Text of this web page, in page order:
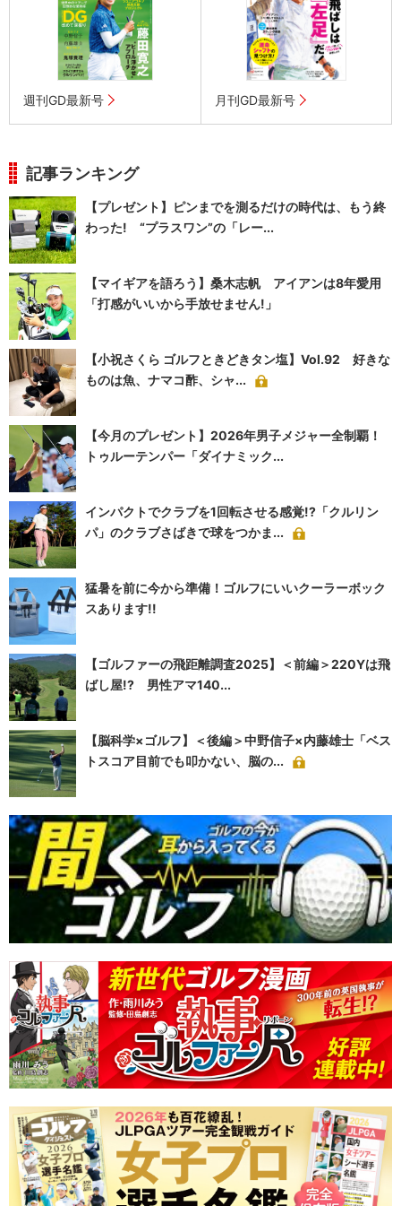
週刊GD最新号 月刊GD最新号
記事ランキング
【プレゼント】ピンまでを測るだけの時代は、もう終
わった! “プラスワン”の「レー...
【マイギアを語ろう】桑木志帆 アイアンは8年愛用
「打感がいいから手放せません!」
【小祝さくら ゴルフときどきタン塩】Vol.92 好きな
ものは魚、ナマコ酢、シャ...
【今月のプレゼント】2026年男子メジャー全制覇！
トゥルーテンパー「ダイナミック...
インパクトでクラブを1回転させる感覚!?「クルリン
パ」のクラブさばきで球をつかま...
猛暑を前に今から準備！ゴルフにいいクーラーボック
スあります!!
【ゴルファーの飛距離調査2025】＜前編＞220Yは飛
ばし屋!? 男性アマ140...
【脳科学×ゴルフ】＜後編＞中野信子×内藤雄士「ベス
トスコア目前でも叩かない、脳の...